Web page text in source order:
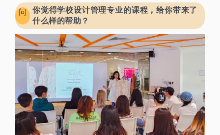
问 你觉得学校设计管理专业的课程，给你带来了
什么样的帮助？